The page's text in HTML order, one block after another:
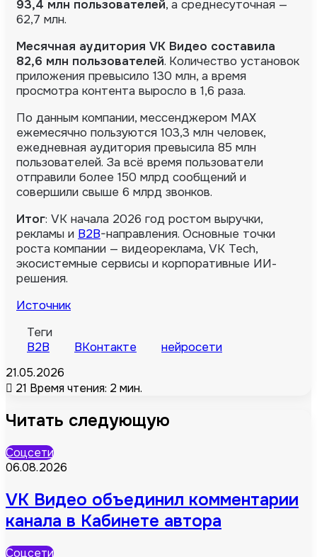
93,4 млн пользователей, а среднесуточная —
62,7 млн.
Месячная аудитория VK Видео составила
82,6 млн пользователей. Количество установок
приложения превысило 130 млн, а время
просмотра контента выросло в 1,6 раза.
По данным компании, мессенджером MAX
ежемесячно пользуются 103,3 млн человек,
ежедневная аудитория превысила 85 млн
пользователей. За всё время пользователи
отправили более 150 млрд сообщений и
совершили свыше 6 млрд звонков.
Итог: VK начала 2026 год ростом выручки,
рекламы и B2B-направления. Основные точки
роста компании — видеореклама, VK Tech,
экосистемные сервисы и корпоративные ИИ-
решения.
Источник
Теги
B2B
ВКонтакте
нейросети
21.05.2026
21 Время чтения: 2 мин.
Читать следующую
Соцсети
06.08.2026
VK Видео объединил комментарии
канала в Кабинете автора
Соцсети